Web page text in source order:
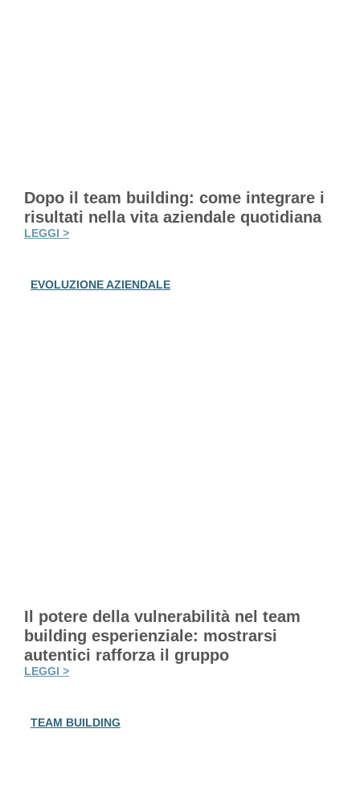
Dopo il team building: come integrare i
risultati nella vita aziendale quotidiana
LEGGI >
EVOLUZIONE AZIENDALE
Il potere della vulnerabilità nel team
building esperienziale: mostrarsi
autentici rafforza il gruppo
LEGGI >
TEAM BUILDING